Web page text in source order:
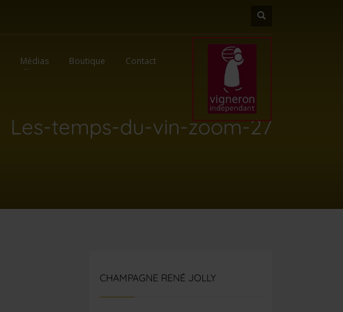
Médias Boutique Contact
Les-temps-du-vin-zoom-27
CHAMPAGNE RENÉ JOLLY